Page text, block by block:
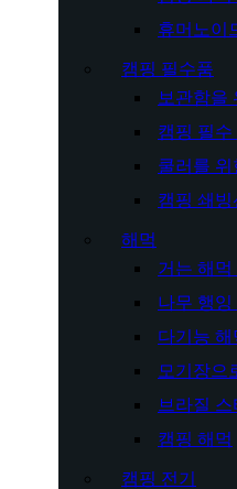
휴머노이
캠핑 필수품
보관함을
캠핑 필수
쿨러를
캠핑 쇄빙
해먹
거는 해먹
나무 행잉
다기능 해
모기장으
브라질
캠핑 해먹
캠핑 전기